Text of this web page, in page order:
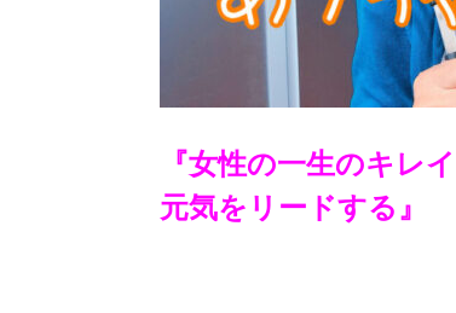
『女性の一生のキレ
元気をリードする』